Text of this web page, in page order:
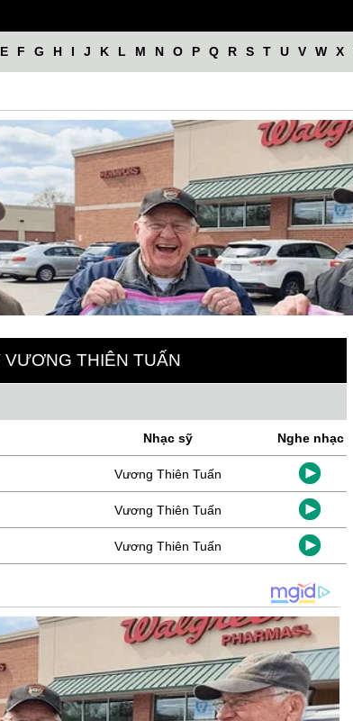
E F G H I J K L M N O P Q R S T U V W X
VƯƠNG THIÊN TUẤN
Nhạc sỹ Nghe nhạc
Vương Thiên Tuấn
Vương Thiên Tuấn
Vương Thiên Tuấn